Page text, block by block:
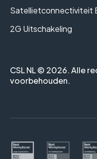
Satellietconnectiviteit
2G Uitschakeling
CSL NL © 2026. Alle
voorbehouden.